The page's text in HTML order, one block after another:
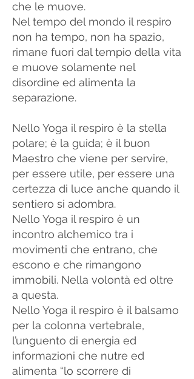
che le muove.
Nel tempo del mondo il respiro
non ha tempo, non ha spazio,
rimane fuori dal tempio della vita
e muove solamente nel
disordine ed alimenta la
separazione.
Nello Yoga il respiro è la stella
polare; è la guida; è il buon
Maestro che viene per servire,
per essere utile, per essere una
certezza di luce anche quando il
sentiero si adombra.
Nello Yoga il respiro è un
incontro alchemico tra i
movimenti che entrano, che
escono e che rimangono
immobili. Nella volontà ed oltre
a questa.
Nello Yoga il respiro è il balsamo
per la colonna vertebrale,
l’unguento di energia ed
informazioni che nutre ed
alimenta “lo scorrere di